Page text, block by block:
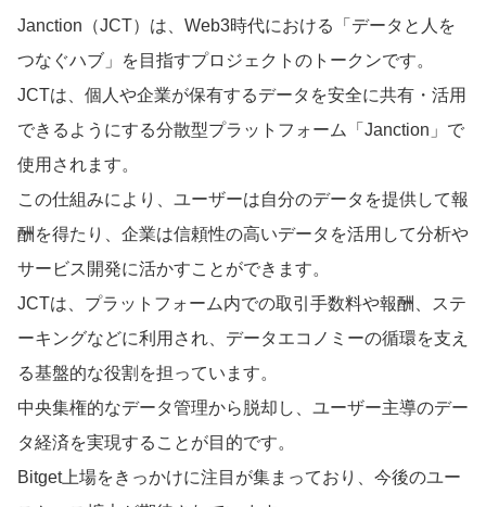
Janction（JCT）は、Web3時代における「データと人を
つなぐハブ」を目指すプロジェクトのトークンです。
JCTは、個人や企業が保有するデータを安全に共有・活用
できるようにする分散型プラットフォーム「Janction」で
使用されます。
この仕組みにより、ユーザーは自分のデータを提供して報
酬を得たり、企業は信頼性の高いデータを活用して分析や
サービス開発に活かすことができます。
JCTは、プラットフォーム内での取引手数料や報酬、ステ
ーキングなどに利用され、データエコノミーの循環を支え
る基盤的な役割を担っています。
中央集権的なデータ管理から脱却し、ユーザー主導のデー
タ経済を実現することが目的です。
Bitget上場をきっかけに注目が集まっており、今後のユー